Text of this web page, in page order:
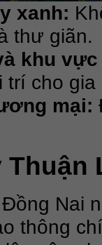
xanh:
thư giãn.
khu
trí cho gia
mại:
Thuận
Nai
thông